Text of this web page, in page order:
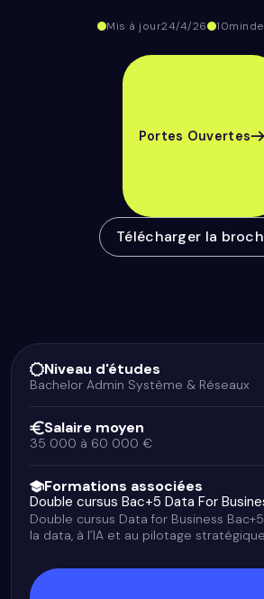
Mis à jour24/4/26 10min
Portes Ouvertes
Télécharger la
Niveau d'études
Bachelor Admin Système & Réseaux
Salaire moyen
35 000 à 60 000 €
Formations associées
Double cursus Bac+5 Data For
Double cursus Data for Business
la data, à l’IA et au pilotage